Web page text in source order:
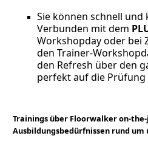
Sie können schnell
Verbunden mit dem
Workshopday oder bei
den Trainer-
den Refresh über den
perfekt auf die
Trainings über Floorwalkeron-
Ausbildungsbedürfnissen rund um